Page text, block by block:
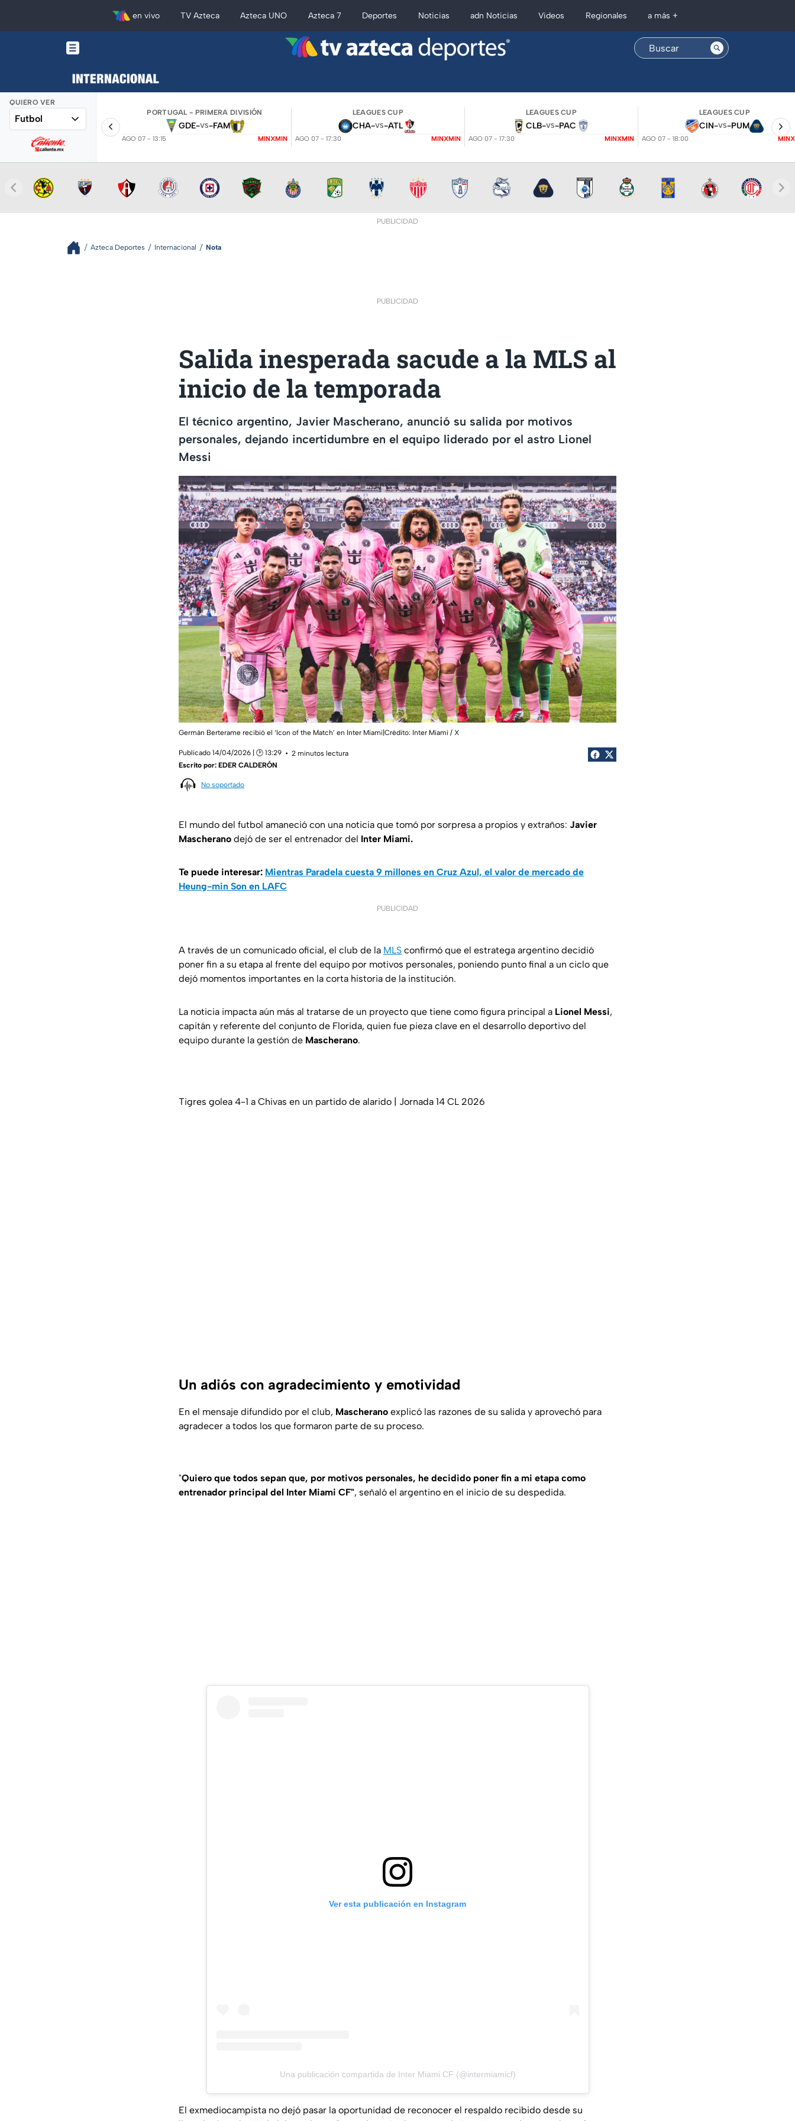
en vivo TV Azteca Azteca UNO Azteca 7 Deportes Noticias adn Noticias Videos Regionales a más +
QUIERO VER
Futbol
PORTUGAL - PRIMERA DIVISIÓN
GDE-VS-FAM
AGO 07 - 13:15 MINXMIN
LEAGUES CUP
CHA-VS-ATL
AGO 07 - 17:30 MINXMIN
LEAGUES CUP
CLB-VS-PAC
AGO 07 - 17:30 MINXMIN
LEAGUES CUP
CIN-VS-PUM
AGO 07 - 18:00
PUBLICIDAD
Azteca Deportes Internacional Nota
PUBLICIDAD
Salida inesperada sacude a la MLS al
inicio de la temporada
El técnico argentino, Javier Mascherano, anunció su salida por motivos
personales, dejando incertidumbre en el equipo liderado por el astro Lionel
Messi
Germán Berterame recibió el ‘Icon of the Match’ en Inter Miami|Crédito: Inter Miami / X
Publicado 14/04/2026 | 🕑 13:29
2 minutos lectura
Escrito por: EDER CALDERÓN
No soportado
El mundo del futbol amaneció con una noticia que tomó por sorpresa a propios y extraños: Javier
Mascherano dejó de ser el entrenador del Inter Miami.
Te puede interesar: Mientras Paradela cuesta 9 millones en Cruz Azul, el valor de mercado de
Heung-min Son en LAFC
PUBLICIDAD
A través de un comunicado oficial, el club de la MLS confirmó que el estratega argentino decidió
poner fin a su etapa al frente del equipo por motivos personales, poniendo punto final a un ciclo que
dejó momentos importantes en la corta historia de la institución.
La noticia impacta aún más al tratarse de un proyecto que tiene como figura principal a Lionel Messi,
capitán y referente del conjunto de Florida, quien fue pieza clave en el desarrollo deportivo del
equipo durante la gestión de Mascherano.
Tigres golea 4-1 a Chivas en un partido de alarido | Jornada 14 CL 2026
Un adiós con agradecimiento y emotividad
En el mensaje difundido por el club, Mascherano explicó las razones de su salida y aprovechó para
agradecer a todos los que formaron parte de su proceso.
"Quiero que todos sepan que, por motivos personales, he decidido poner fin a mi etapa como
entrenador principal del Inter Miami CF", señaló el argentino en el inicio de su despedida.
Ver esta publicación en Instagram
Una publicación compartida de Inter Miami CF (@intermiamicf)
El exmediocampista no dejó pasar la oportunidad de reconocer el respaldo recibido desde su